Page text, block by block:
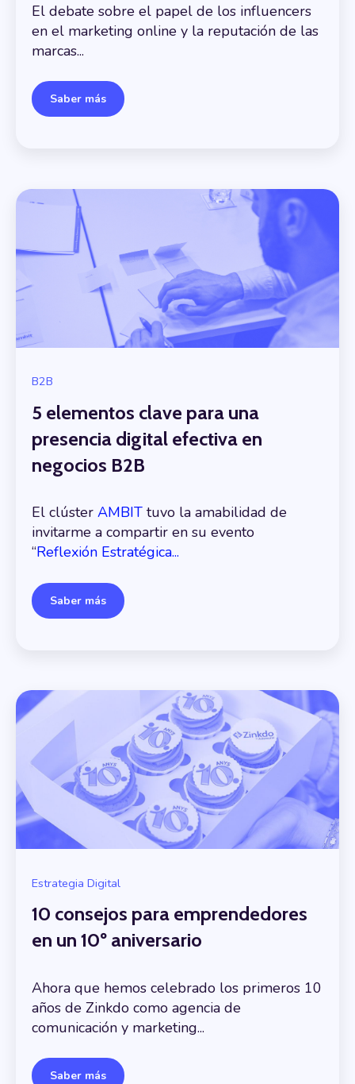
El debate sobre el papel de los influencers
en el marketing online y la reputación de las
marcas...
Saber más
B2B
5 elementos clave para una
presencia digital efectiva en
negocios B2B
El clúster AMBIT tuvo la amabilidad de
invitarme a compartir en su evento
“Reflexión Estratégica...
Saber más
Estrategia Digital
10 consejos para emprendedores
en un 10º aniversario
Ahora que hemos celebrado los primeros 10
años de Zinkdo como agencia de
comunicación y marketing...
Saber más